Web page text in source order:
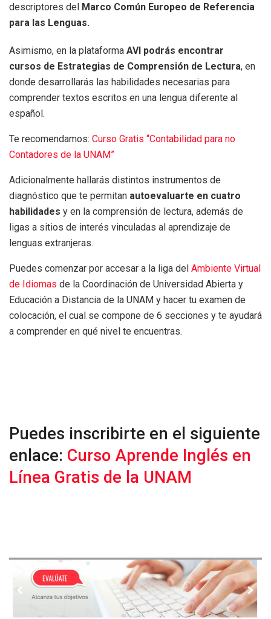
descriptores del Marco Común Europeo de Referencia
para las Lenguas.
Asimismo, en la plataforma AVI podrás encontrar
cursos de Estrategias de Comprensión de Lectura, en
donde desarrollarás las habilidades necesarias para
comprender textos escritos en una lengua diferente al
español.
Te recomendamos: Curso Gratis “Contabilidad para no
Contadores de la UNAM”
Adicionalmente hallarás distintos instrumentos de
diagnóstico que te permitan autoevaluarte en cuatro
habilidades y en la comprensión de lectura, además de
ligas a sitios de interés vinculadas al aprendizaje de
lenguas extranjeras.
Puedes comenzar por accesar a la liga del Ambiente Virtual
de Idiomas de la Coordinación de Universidad Abierta y
Educación a Distancia de la UNAM y hacer tu examen de
colocación, el cual se compone de 6 secciones y te ayudará
a comprender en qué nivel te encuentras.
Puedes inscribirte en el siguiente
enlace: Curso Aprende Inglés en
Línea Gratis de la UNAM